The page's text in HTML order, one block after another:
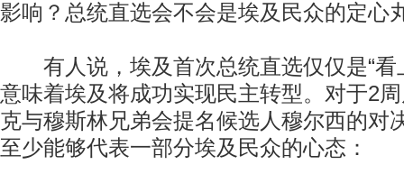
影响？总统直选会不会是埃及民众的定心
有人说，埃及首次总统直选仅仅是“看
意味着埃及将成功实现民主转型。对于2
克与穆斯林兄弟会提名候选人穆尔西的对
至少能够代表一部分埃及民众的心态：